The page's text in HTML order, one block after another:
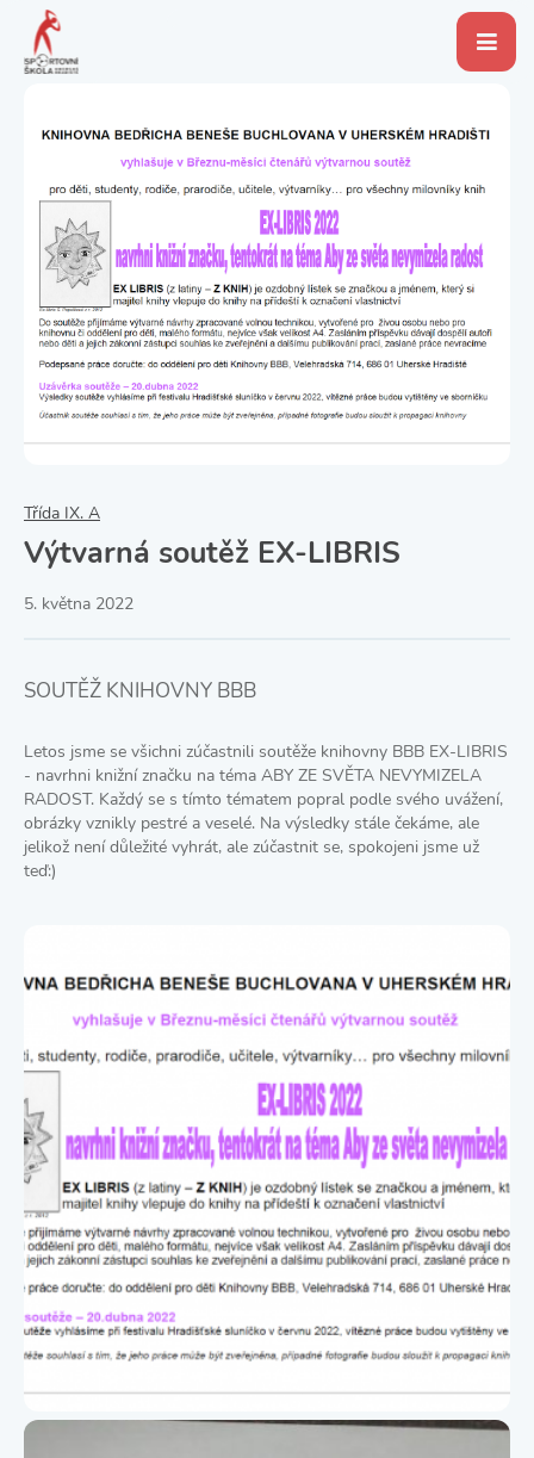
Třída IX. A
Výtvarná soutěž EX-LIBRIS
5. května 2022
SOUTĚŽ KNIHOVNY BBB
Letos jsme se všichni zúčastnili soutěže knihovny BBB EX-LIBRIS
- navrhni knižní značku na téma ABY ZE SVĚTA NEVYMIZELA
RADOST. Každý se s tímto tématem popral podle svého uvážení,
obrázky vznikly pestré a veselé. Na výsledky stále čekáme, ale
jelikož není důležité vyhrát, ale zúčastnit se, spokojeni jsme už
teď:)